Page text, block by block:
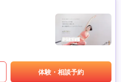
体験・相談予約